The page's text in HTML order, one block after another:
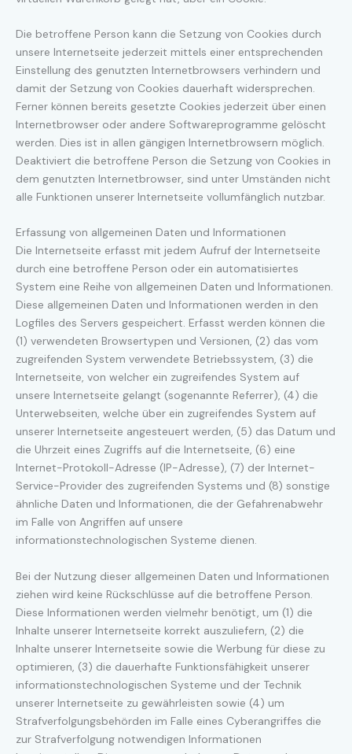
Die betroffene Person kann die Setzung von Cookies durch
unsere Internetseite jederzeit mittels einer entsprechenden
Einstellung des genutzten Internetbrowsers verhindern und
damit der Setzung von Cookies dauerhaft widersprechen.
Ferner können bereits gesetzte Cookies jederzeit über einen
Internetbrowser oder andere Softwareprogramme gelöscht
werden. Dies ist in allen gängigen Internetbrowsern möglich.
Deaktiviert die betroffene Person die Setzung von Cookies in
dem genutzten Internetbrowser, sind unter Umständen nicht
alle Funktionen unserer Internetseite vollumfänglich nutzbar.
Erfassung von allgemeinen Daten und Informationen
Die Internetseite erfasst mit jedem Aufruf der Internetseite
durch eine betroffene Person oder ein automatisiertes
System eine Reihe von allgemeinen Daten und Informationen.
Diese allgemeinen Daten und Informationen werden in den
Logfiles des Servers gespeichert. Erfasst werden können die
(1) verwendeten Browsertypen und Versionen, (2) das vom
zugreifenden System verwendete Betriebssystem, (3) die
Internetseite, von welcher ein zugreifendes System auf
unsere Internetseite gelangt (sogenannte Referrer), (4) die
Unterwebseiten, welche über ein zugreifendes System auf
unserer Internetseite angesteuert werden, (5) das Datum und
die Uhrzeit eines Zugriffs auf die Internetseite, (6) eine
Internet-Protokoll-Adresse (IP-Adresse), (7) der Internet-
Service-Provider des zugreifenden Systems und (8) sonstige
ähnliche Daten und Informationen, die der Gefahrenabwehr
im Falle von Angriffen auf unsere
informationstechnologischen Systeme dienen.
Bei der Nutzung dieser allgemeinen Daten und Informationen
ziehen wird keine Rückschlüsse auf die betroffene Person.
Diese Informationen werden vielmehr benötigt, um (1) die
Inhalte unserer Internetseite korrekt auszuliefern, (2) die
Inhalte unserer Internetseite sowie die Werbung für diese zu
optimieren, (3) die dauerhafte Funktionsfähigkeit unserer
informationstechnologischen Systeme und der Technik
unserer Internetseite zu gewährleisten sowie (4) um
Strafverfolgungsbehörden im Falle eines Cyberangriffes die
zur Strafverfolgung notwendigen Informationen